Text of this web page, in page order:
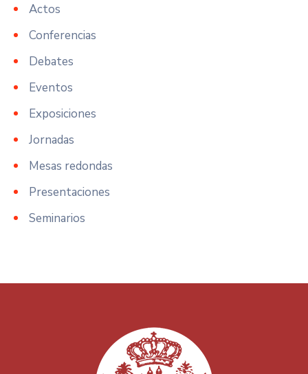
Actos
Conferencias
Debates
Eventos
Exposiciones
Jornadas
Mesas redondas
Presentaciones
Seminarios